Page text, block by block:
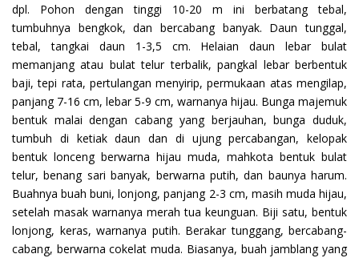
dpl. Pohon dengan tinggi 10-20 m ini berbatang tebal,
tumbuhnya bengkok, dan bercabang banyak. Daun tunggal,
tebal, tangkai daun 1-3,5 cm. Helaian daun lebar bulat
memanjang atau bulat telur terbalik, pangkal lebar berbentuk
baji, tepi rata, pertulangan menyirip, permukaan atas mengilap,
panjang 7-16 cm, lebar 5-9 cm, warnanya hijau. Bunga majemuk
bentuk malai dengan cabang yang berjauhan, bunga duduk,
tumbuh di ketiak daun dan di ujung percabangan, kelopak
bentuk lonceng berwarna hijau muda, mahkota bentuk bulat
telur, benang sari banyak, berwarna putih, dan baunya harum.
Buahnya buah buni, lonjong, panjang 2-3 cm, masih muda hijau,
setelah masak warnanya merah tua keunguan. Biji satu, bentuk
lonjong, keras, warnanya putih. Berakar tunggang, bercabang-
cabang, berwarna cokelat muda. Biasanya, buah jamblang yang